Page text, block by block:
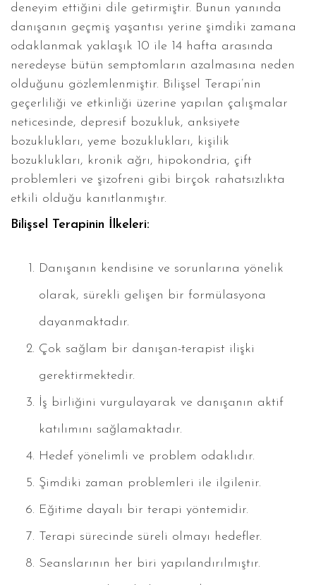
deneyim ettiğini dile getirmiştir. Bunun yanında
danışanın geçmiş yaşantısı yerine şimdiki zamana
odaklanmak yaklaşık 10 ile 14 hafta arasında
neredeyse bütün semptomların azalmasına neden
olduğunu gözlemlenmiştir. Bilişsel Terapi’nin
geçerliliği ve etkinliği üzerine yapılan çalışmalar
neticesinde, depresif bozukluk, anksiyete
bozuklukları, yeme bozuklukları, kişilik
bozuklukları, kronik ağrı, hipokondria, çift
problemleri ve şizofreni gibi birçok rahatsızlıkta
etkili olduğu kanıtlanmıştır.
Bilişsel Terapinin İlkeleri:
Danışanın kendisine ve sorunlarına yönelik
olarak, sürekli gelişen bir formülasyona
dayanmaktadır.
Çok sağlam bir danışan-terapist ilişki
gerektirmektedir.
İş birliğini vurgulayarak ve danışanın aktif
katılımını sağlamaktadır.
Hedef yönelimli ve problem odaklıdır.
Şimdiki zaman problemleri ile ilgilenir.
Eğitime dayalı bir terapi yöntemidir.
Terapi sürecinde süreli olmayı hedefler.
Seanslarının her biri yapılandırılmıştır.